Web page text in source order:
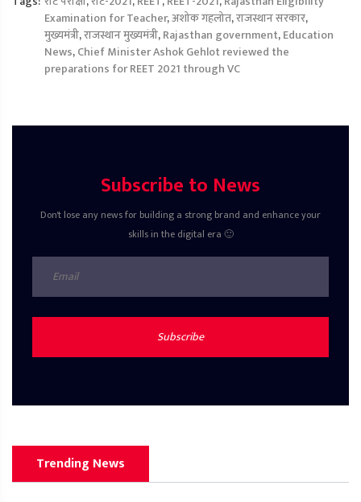
Examination for Teacher,अशोक गहलोत,राजस्थान सरकार,
मुख्यमंत्री,राजस्थान मुख्यमंत्री,Rajasthan government,Education
News,Chief Minister Ashok Gehlot reviewed the
preparations for REET 2021 through VC
Subscribe to News
Don't lose any news for building a strong brand and enhance your
skills in the digital era 🙂
Subscribe
Trending News